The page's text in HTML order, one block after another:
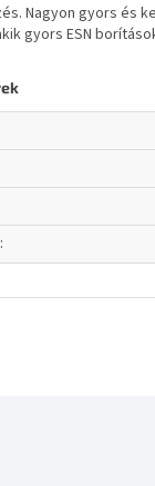
Nagyon gyors és
gyors ESN
: